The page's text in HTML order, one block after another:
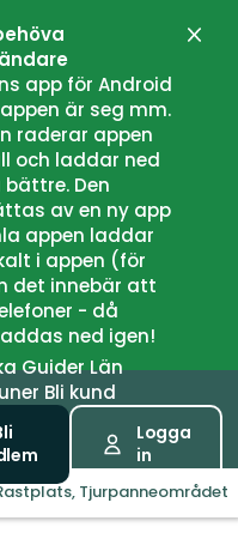
app för Android
är seg mm.
raderar appen
och laddar ned
Den
av en ny app
appen laddar
i appen (för
det innebär att
- då
ned igen!
GuiderLän
Bli kund
Logga
in
Tjurpanneområdet